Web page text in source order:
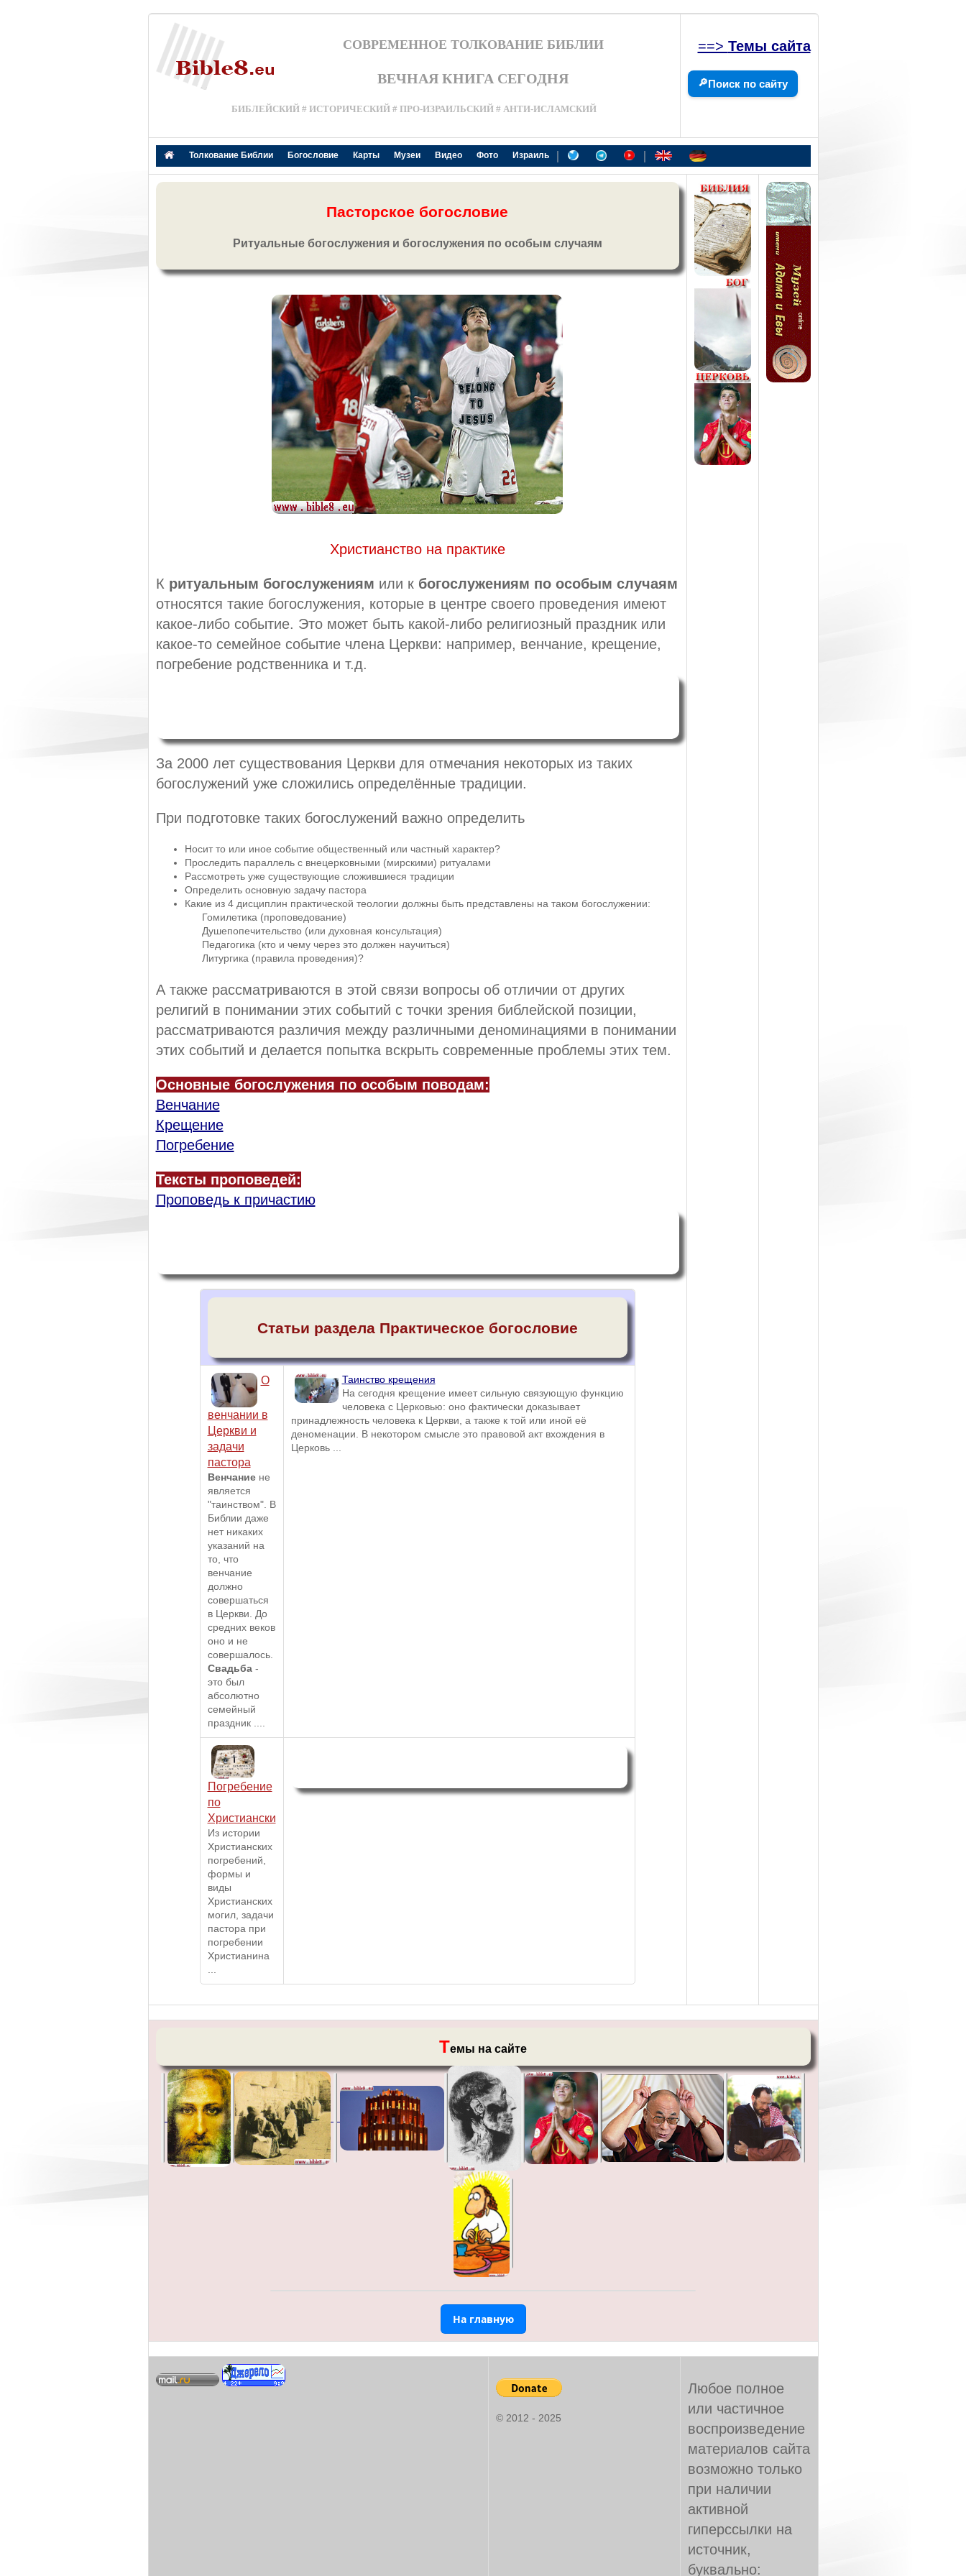
СОВРЕМЕННОЕ ТОЛКОВАНИЕ БИБЛИИ
ВЕЧНАЯ КНИГА СЕГОДНЯ
БИБЛЕЙСКИЙ # ИСТОРИЧЕСКИЙ # ПРО-ИЗРАИЛЬСКИЙ # АНТИ-ИСЛАМСКИЙ
==> Темы сайта
🔎Поиск по сайту
Толкование Библии Богословие Карты Музеи Видео Фото Израиль | |
Пасторское богословие
Ритуальные богослужения и богослужения по особым случаям
Христианство на практике
К ритуальным богослужениям или к богослужениям по особым случаям
относятся такие богослужения, которые в центре своего проведения имеют
какое-либо событие. Это может быть какой-либо религиозный праздник или
какое-то семейное событие члена Церкви: например, венчание, крещение,
погребение родственника и т.д.
За 2000 лет существования Церкви для отмечания некоторых из таких
богослужений уже сложились определённые традиции.
При подготовке таких богослужений важно определить
Носит то или иное событие общественный или частный характер?
Проследить параллель с внецерковными (мирскими) ритуалами
Рассмотреть уже существующие сложившиеся традиции
Определить основную задачу пастора
Какие из 4 дисциплин практической теологии должны быть представлены на таком богослужении:
Гомилетика (проповедование)
Душепопечительство (или духовная консультация)
Педагогика (кто и чему через это должен научиться)
Литургика (правила проведения)?
А также рассматриваются в этой связи вопросы об отличии от других
религий в понимании этих событий с точки зрения библейской позиции,
рассматриваются различия между различными деноминациями в понимании
этих событий и делается попытка вскрыть современные проблемы этих тем.
Основные богослужения по особым поводам:
Венчание
Крещение
Погребение
Тексты проповедей:
Проповедь к причастию
Статьи раздела Практическое богословие
О
венчании в
Церкви и
задачи
пастора
Венчаниене
является
"таинством". В
Библии даже
нет никаких
указаний на
то, что
венчание
должно
совершаться
в Церкви. До
средних веков
оно и не
совершалось.
Свадьба-
это был
абсолютно
семейный
праздник ....
Таинство крещения
На сегодня крещение имеет сильную связующую функцию
человека с Церковью: оно фактически доказывает
принадлежность человека к Церкви, а также к той или иной её
деноменации. В некотором смысле это правовой акт вхождения в
Церковь ...
Погребение
по
Христиански
Из истории
Христианских
погребений,
формы и
виды
Христианских
могил, задачи
пастора при
погребении
Христианина
Темы на сайте
На главную
© 2012 - 2025
Любое полное
или частичное
воспроизведение
материалов сайта
возможно только
при наличии
активной
гиперссылки на
источник,
буквально: